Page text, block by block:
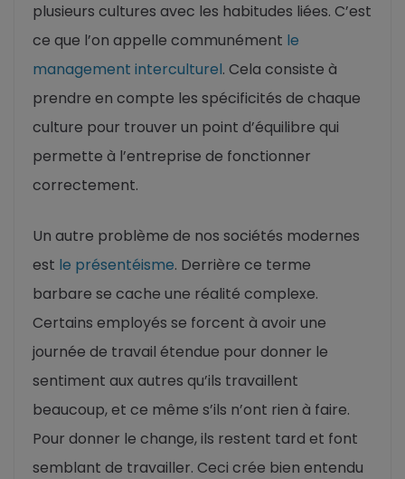
plusieurs cultures avec les habitudes liées. C’est
ce que l’on appelle communément le
management interculturel. Cela consiste à
prendre en compte les spécificités de chaque
culture pour trouver un point d’équilibre qui
permette à l’entreprise de fonctionner
correctement.
Un autre problème de nos sociétés modernes
est le présentéisme. Derrière ce terme
barbare se cache une réalité complexe.
Certains employés se forcent à avoir une
journée de travail étendue pour donner le
sentiment aux autres qu’ils travaillent
beaucoup, et ce même s’ils n’ont rien à faire.
Pour donner le change, ils restent tard et font
semblant de travailler. Ceci crée bien entendu